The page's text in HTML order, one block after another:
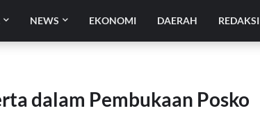
NEWS EKONOMI DAERAH REDAKSI
dalam Pembukaan Posko